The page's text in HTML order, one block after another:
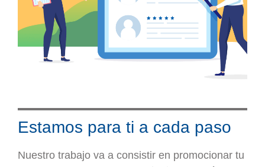
Estamos para ti a cada paso
Nuestro trabajo va a consistir en promocionar tu